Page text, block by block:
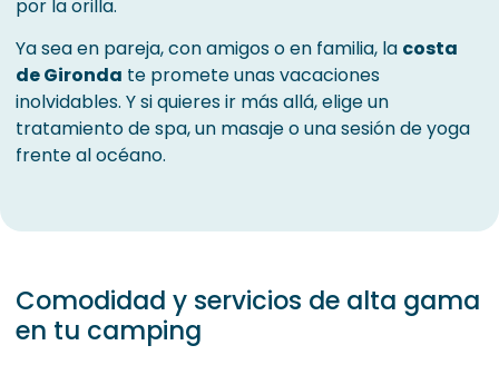
por la orilla.
Ya sea en pareja, con amigos o en familia, la costa
de Gironda te promete unas vacaciones
inolvidables. Y si quieres ir más allá, elige un
tratamiento de spa, un masaje o una sesión de yoga
frente al océano.
Comodidad y servicios de alta gama
en tu camping